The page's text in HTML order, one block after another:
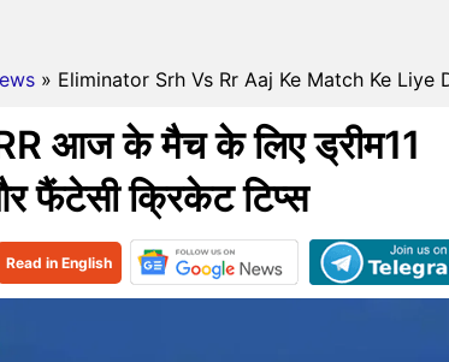
» Eliminator Srh Vs Rr Aaj Ke Match Ke Liye
आज के मैच के लिए ड्रीम11
फैंटेसी क्रिकेट टिप्स
Read in English